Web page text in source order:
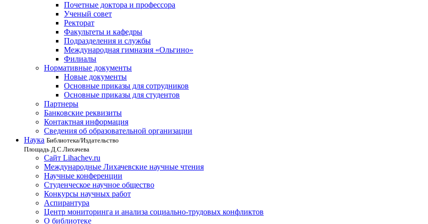
Почетные доктора и профессора
Ученый совет
Ректорат
Факультеты и кафедры
Подразделения и службы
Международная гимназия «Ольгино»
Филиалы
Нормативные документы
Новые документы
Основные приказы для сотрудников
Основные приказы для студентов
Партнеры
Банковские реквизиты
Контактная информация
Сведения об образовательной организации
Наука Библиотека/Издательство
Площадь Д.С.Лихачева
Сайт Lihachev.ru
Международные Лихачевские научные чтения
Научные конференции
Студенческое научное общество
Конкурсы научных работ
Аспирантура
Центр мониторинга и анализа социально-трудовых конфликтов
О библиотеке